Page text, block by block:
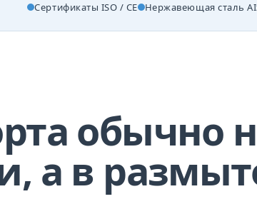
Сертификаты ISO / CE Нержавеющая сталь
обычно
а в